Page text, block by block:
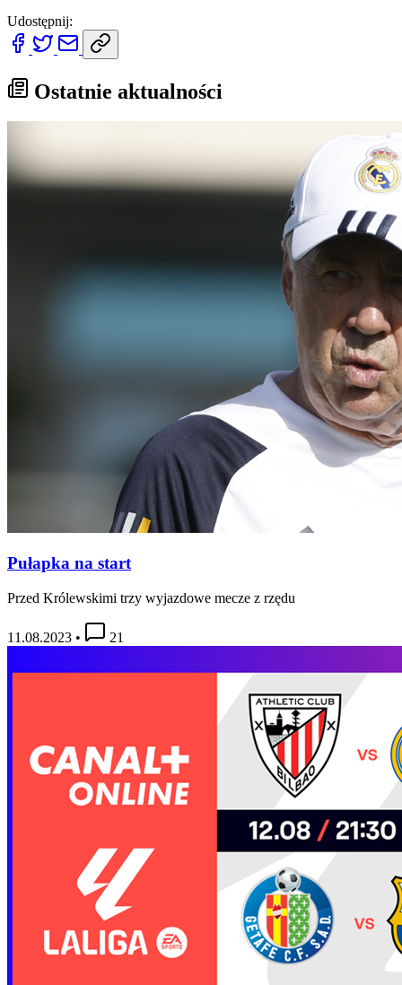
Udostępnij:
Ostatnie aktualności
Pułapka na start
Przed Królewskimi trzy wyjazdowe mecze z rzędu
11.08.2023 • 21